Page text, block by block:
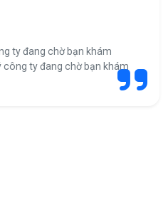
ty đang chờ bạn khám
công ty đang chờ bạn khám